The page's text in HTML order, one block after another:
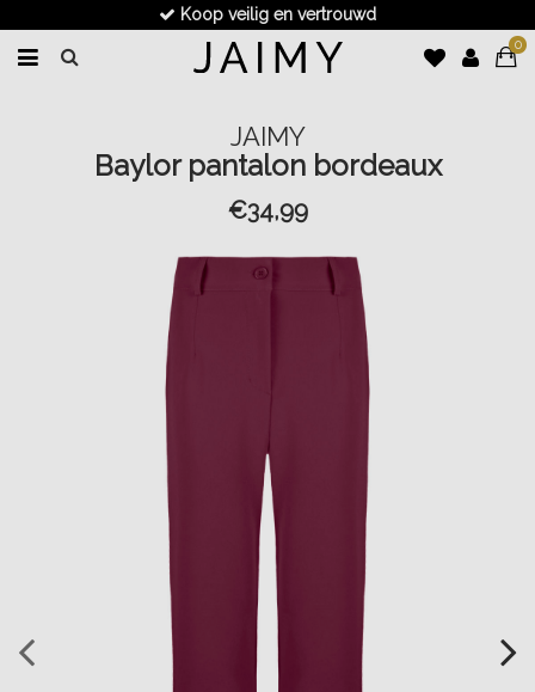
Koop veilig en vertrouwd
0
JAIMY
Baylor pantalon bordeaux
€34,99